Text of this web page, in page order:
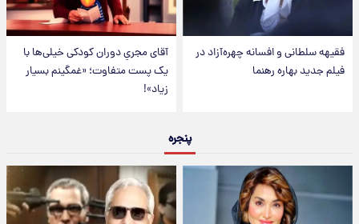
فقیهه سلطانی و افسانه چهره‌آزاد در
فیلم جدید بهاره رهنما
آقای مجریِ دوران کودکی خیلی‌ها با
یک پست متفاوت؛ «غمگینم بسیار
زیاد»!
پنجره